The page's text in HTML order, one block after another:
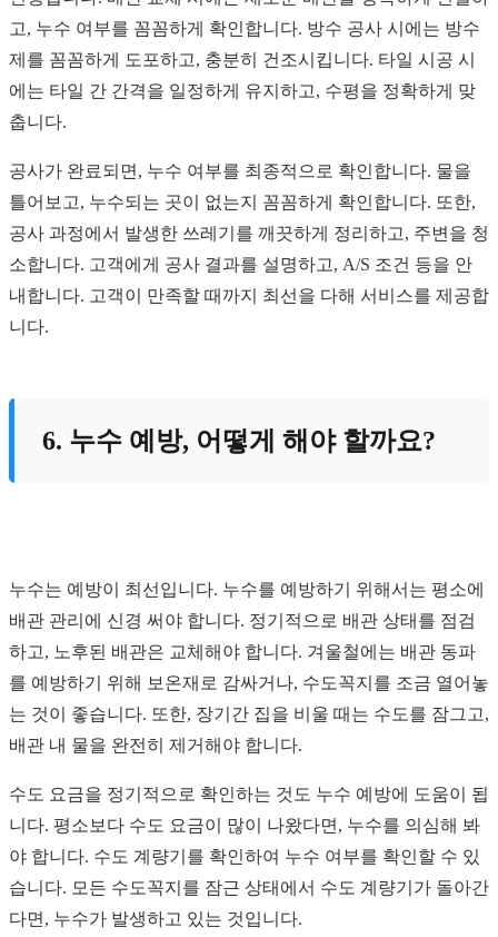
고, 누수 여부를 꼼꼼하게 확인합니다. 방수 공사 시에는 방수
제를 꼼꼼하게 도포하고, 충분히 건조시킵니다. 타일 시공 시
에는 타일 간 간격을 일정하게 유지하고, 수평을 정확하게 맞
춥니다.
공사가 완료되면, 누수 여부를 최종적으로 확인합니다. 물을
틀어보고, 누수되는 곳이 없는지 꼼꼼하게 확인합니다. 또한,
공사 과정에서 발생한 쓰레기를 깨끗하게 정리하고, 주변을 청
소합니다. 고객에게 공사 결과를 설명하고, A/S 조건 등을 안
내합니다. 고객이 만족할 때까지 최선을 다해 서비스를 제공합
니다.
6. 누수 예방, 어떻게 해야 할까요?
누수는 예방이 최선입니다. 누수를 예방하기 위해서는 평소에
배관 관리에 신경 써야 합니다. 정기적으로 배관 상태를 점검
하고, 노후된 배관은 교체해야 합니다. 겨울철에는 배관 동파
를 예방하기 위해 보온재로 감싸거나, 수도꼭지를 조금 열어놓
는 것이 좋습니다. 또한, 장기간 집을 비울 때는 수도를 잠그고,
배관 내 물을 완전히 제거해야 합니다.
수도 요금을 정기적으로 확인하는 것도 누수 예방에 도움이 됩
니다. 평소보다 수도 요금이 많이 나왔다면, 누수를 의심해 봐
야 합니다. 수도 계량기를 확인하여 누수 여부를 확인할 수 있
습니다. 모든 수도꼭지를 잠근 상태에서 수도 계량기가 돌아간
다면, 누수가 발생하고 있는 것입니다.